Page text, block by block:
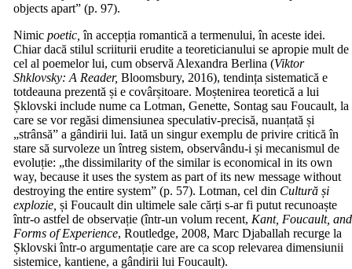
objects apart” (p. 97).
Nimicpoetic,în accepția romantică a termenului, în aceste idei.
Chiar dacă stilul scriiturii erudite a teoreticianului se apropie mult de
cel al poemelor lui, cum observă Alexandra Berlina (Viktor
Shklovsky: A Reader, Bloomsbury, 2016), tendința sistematică e
totdeauna prezentă și e covârșitoare. Moștenirea teoretică a lui
Șklovski include nume ca Lotman, Genette, Sontag sau Foucault, la
care se vor regăsi dimensiunea speculativ-precisă, nuanțată și
„strânsă” a gândirii lui. Iată un singur exemplu de privire critică în
stare să survoleze un întreg sistem, observându-i și mecanismul de
evoluție: „the dissimilarity of the similar is economical in its own
way, because it uses the system as part of its new message without
destroying the entire system” (p. 57). Lotman, cel din Cultură și
explozie,și Foucault din ultimele sale cărți s-ar fi putut recunoaște
într-o astfel de observație (într-un volum recent, Kant, Foucault, and
Forms of Experience, Routledge, 2008, Marc Djaballah recurge la
Șklovski într-o argumentație care are ca scop relevarea dimensiunii
sistemice, kantiene, a gândirii lui Foucault).